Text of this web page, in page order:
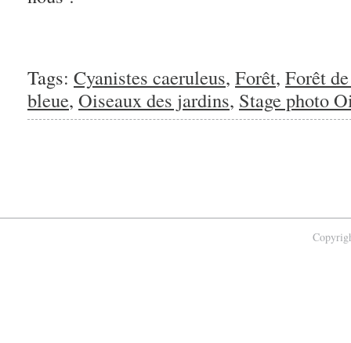
Tags: Cyanistes caeruleus, Forêt, Forêt
bleue, Oiseaux des jardins, Stage photo